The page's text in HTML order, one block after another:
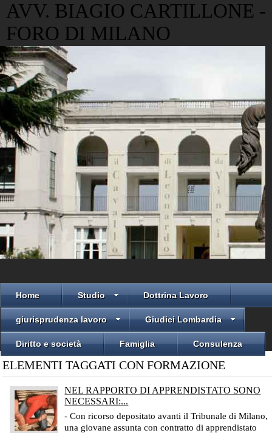
AVV. BIAGIO CARTILLONE -
FORO DI MILANO
Home Studio Dottrina Lavoro
giurisprudenza lavoro Giudici Lombardia
Diritto e società Famiglia Consulenza
ELEMENTI TAGGATI CON FORMAZIONE
NEL RAPPORTO DI APPRENDISTATO SONO
NECESSARI:...
- Con ricorso depositato avanti il Tribunale di Milano,
una giovane assunta con contratto di apprendistato